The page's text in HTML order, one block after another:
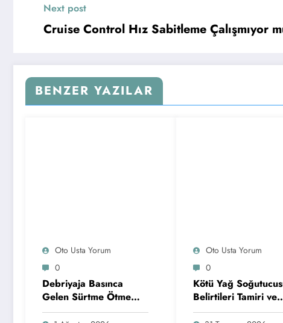
Next post
Cruise Control Hız Sabitleme Çalışmıyor
BENZER YAZILAR
Oto Usta Yorum
0
Debriyaja Basınca
Gelen Sürtme Ötme
Sesi
Oto Usta Yorum
0
Kötü Yağ
Belirtileri Tamiri ve
Değişim Zaman